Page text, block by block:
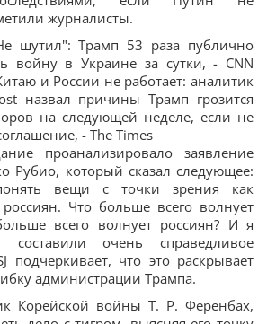
журналисты.
шутил": Трамп 53 раза публично
войну в Украине за сутки, - CNN
и России не работает: аналитик
назвал причины Трамп грозится
на следующей неделе, если не
- The Times
проанализировало заявление
Рубио, который сказал следующее:
вещи с точки зрения как
Что больше всего волнует
всего волнует россиян? И я
очень справедливое
подчеркивает, что это раскрывает
администрации Трампа.
Корейской войны Т. Р. Ференбах,